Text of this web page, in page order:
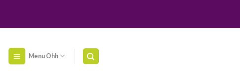
content
Menu Ohh